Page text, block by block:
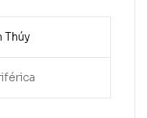
Thúy